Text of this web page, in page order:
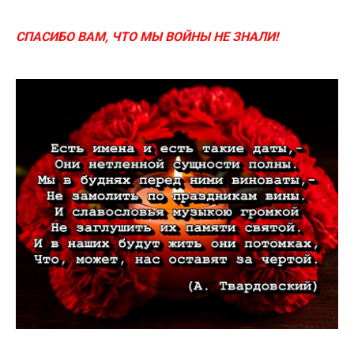
СПАСИБО ВАМ, ЧТО МЫ ВОЙНЫ НЕ ЗНАЛИ!